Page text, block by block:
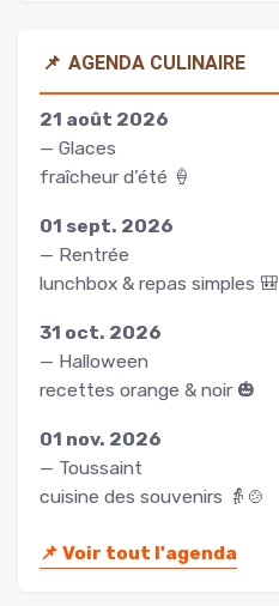
📌 AGENDA CULINAIRE
21 août 2026
— Glaces
fraîcheur d’été 🍦
01 sept. 2026
— Rentrée
lunchbox & repas simples 🎒
31 oct. 2026
— Halloween
recettes orange & noir 🎃
01 nov. 2026
— Toussaint
cuisine des souvenirs 👵🍲
📌 Voir tout l'agenda